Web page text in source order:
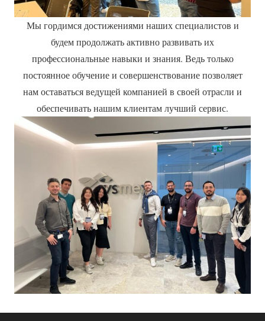
Мы гордимся достижениями наших специалистов и
будем продолжать активно развивать их
профессиональные навыки и знания. Ведь только
постоянное обучение и совершенствование позволяет
нам оставаться ведущей компанией в своей отрасли и
обеспечивать нашим клиентам лучший сервис.